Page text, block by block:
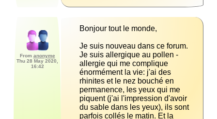
From anonyme
Thu 28 May 2020,
16:42
Je suis nouveau dans ce forum.
Je suis allergique au pollen -
allergie qui me complique
énormément la vie: j'ai des
rhinites et le nez bouché en
permanence, les yeux qui me
piquent (j'ai l'impression d'avoir
du sable dans les yeux), ils sont
parfois collés le matin. Et la